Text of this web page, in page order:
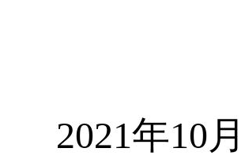
2021年10月